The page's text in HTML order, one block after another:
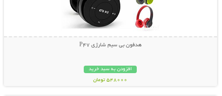
هدفون بی سیم شارژی P47
افزودن به سبد خرید
548000 تومان
نمایش توضیحات بیشتر